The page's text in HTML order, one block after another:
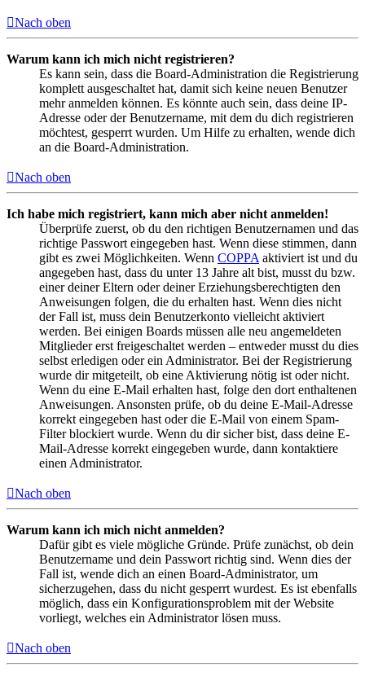
Nach oben
Warum kann ich mich nicht registrieren?
Es kann sein, dass die Board-Administration die Registrierung
komplett ausgeschaltet hat, damit sich keine neuen Benutzer
mehr anmelden können. Es könnte auch sein, dass deine IP-
Adresse oder der Benutzername, mit dem du dich registrieren
möchtest, gesperrt wurden. Um Hilfe zu erhalten, wende dich
an die Board-Administration.
Nach oben
Ich habe mich registriert, kann mich aber nicht anmelden!
Überprüfe zuerst, ob du den richtigen Benutzernamen und das
richtige Passwort eingegeben hast. Wenn diese stimmen, dann
gibt es zwei Möglichkeiten. Wenn COPPA aktiviert ist und du
angegeben hast, dass du unter 13 Jahre alt bist, musst du bzw.
einer deiner Eltern oder deiner Erziehungsberechtigten den
Anweisungen folgen, die du erhalten hast. Wenn dies nicht
der Fall ist, muss dein Benutzerkonto vielleicht aktiviert
werden. Bei einigen Boards müssen alle neu angemeldeten
Mitglieder erst freigeschaltet werden – entweder musst du dies
selbst erledigen oder ein Administrator. Bei der Registrierung
wurde dir mitgeteilt, ob eine Aktivierung nötig ist oder nicht.
Wenn du eine E-Mail erhalten hast, folge den dort enthaltenen
Anweisungen. Ansonsten prüfe, ob du deine E-Mail-Adresse
korrekt eingegeben hast oder die E-Mail von einem Spam-
Filter blockiert wurde. Wenn du dir sicher bist, dass deine E-
Mail-Adresse korrekt eingegeben wurde, dann kontaktiere
einen Administrator.
Nach oben
Warum kann ich mich nicht anmelden?
Dafür gibt es viele mögliche Gründe. Prüfe zunächst, ob dein
Benutzername und dein Passwort richtig sind. Wenn dies der
Fall ist, wende dich an einen Board-Administrator, um
sicherzugehen, dass du nicht gesperrt wurdest. Es ist ebenfalls
möglich, dass ein Konfigurationsproblem mit der Website
vorliegt, welches ein Administrator lösen muss.
Nach oben